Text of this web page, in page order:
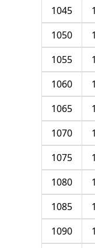
1045
1050
1055
1060
1065
1070
1075
1080
1085
1090